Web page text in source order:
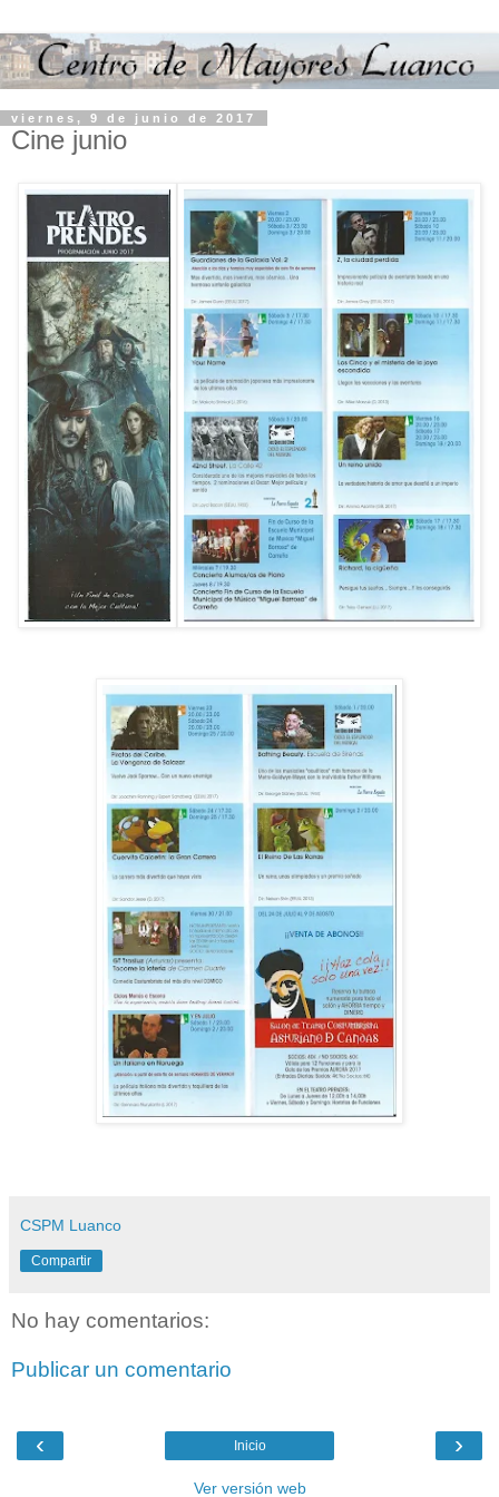
viernes, 9 de junio de 2017
Cine junio
CSPM Luanco
Compartir
No hay comentarios:
Publicar un comentario
‹ ›
Inicio
Ver versión web